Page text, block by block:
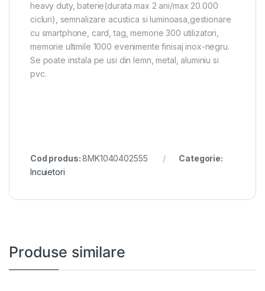
heavy duty, baterie(durata max 2 ani/max 20.000
cicluri), semnalizare acustica si luminoasa,gestionare
cu smartphone, card, tag, memorie 300 utilizatori,
memorie ultimile 1000 evenimente finisaj inox-negru.
Se poate instala pe usi din lemn, metal, aluminiu si
pvc.
Cod produs:8MK1040402555
Categorie:
Incuietori
Produse similare